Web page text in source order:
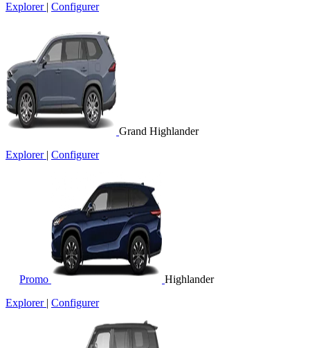
Explorer | Configurer
Grand Highlander
Explorer | Configurer
Promo
Highlander
Explorer | Configurer